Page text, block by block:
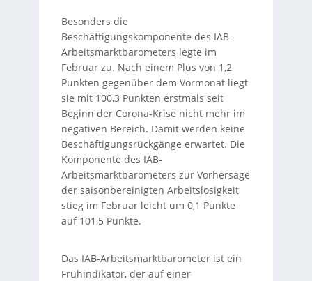
Besonders die
Beschäftigungskomponente des IAB-
Arbeitsmarktbarometers legte im
Februar zu. Nach einem Plus von 1,2
Punkten gegenüber dem Vormonat liegt
sie mit 100,3 Punkten erstmals seit
Beginn der Corona-Krise nicht mehr im
negativen Bereich. Damit werden keine
Beschäftigungsrückgänge erwartet. Die
Komponente des IAB-
Arbeitsmarktbarometers zur Vorhersage
der saisonbereinigten Arbeitslosigkeit
stieg im Februar leicht um 0,1 Punkte
auf 101,5 Punkte.
Das IAB-Arbeitsmarktbarometer ist ein
Frühindikator, der auf einer